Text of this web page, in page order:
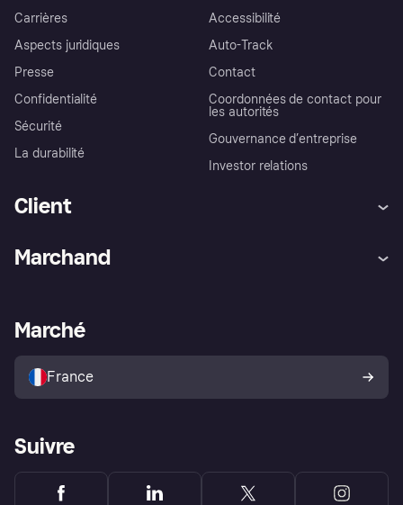
Carrières
Aspects juridiques
Presse
Confidentialité
Sécurité
La durabilité
Accessibilité
Auto-Track
Contact
Coordonnées de contact pour
les autorités
Gouvernance d’entreprise
Investor relations
Client
Explorez les magasins
Politique de protection de
l’acheteur Klarna
Marchand
Portail Marchand
Marché
France
Suivre